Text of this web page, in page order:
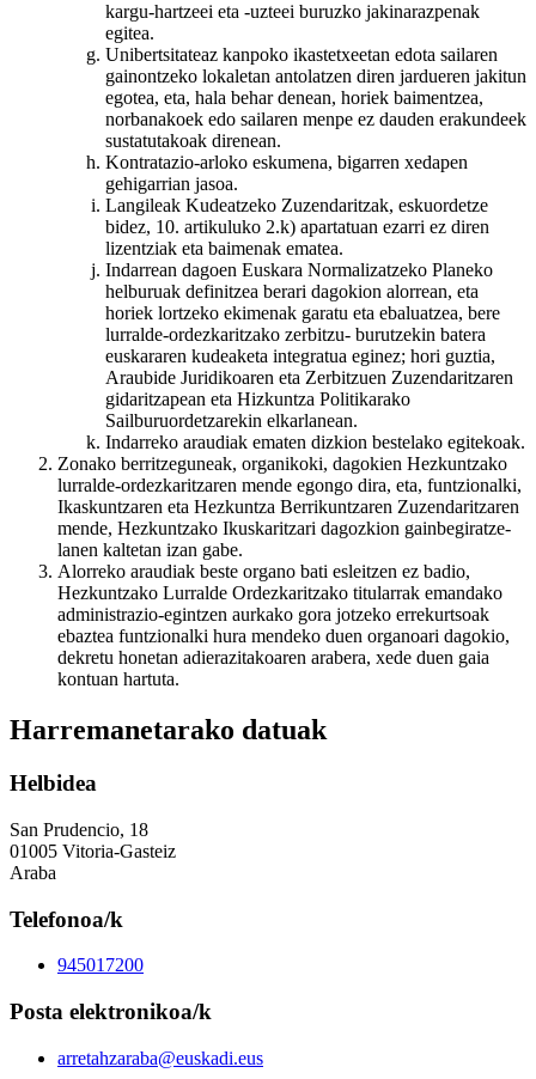
kargu-hartzeei eta -uzteei buruzko jakinarazpenak
egitea.
Unibertsitateaz kanpoko ikastetxeetan edota sailaren
gainontzeko lokaletan antolatzen diren jardueren jakitun
egotea, eta, hala behar denean, horiek baimentzea,
norbanakoek edo sailaren menpe ez dauden erakundeek
sustatutakoak direnean.
Kontratazio-arloko eskumena, bigarren xedapen
gehigarrian jasoa.
Langileak Kudeatzeko Zuzendaritzak, eskuordetze
bidez, 10. artikuluko 2.k) apartatuan ezarri ez diren
lizentziak eta baimenak ematea.
Indarrean dagoen Euskara Normalizatzeko Planeko
helburuak definitzea berari dagokion alorrean, eta
horiek lortzeko ekimenak garatu eta ebaluatzea, bere
lurralde-ordezkaritzako zerbitzu- burutzekin batera
euskararen kudeaketa integratua eginez; hori guztia,
Araubide Juridikoaren eta Zerbitzuen Zuzendaritzaren
gidaritzapean eta Hizkuntza Politikarako
Sailburuordetzarekin elkarlanean.
Indarreko araudiak ematen dizkion bestelako egitekoak.
Zonako berritzeguneak, organikoki, dagokien Hezkuntzako
lurralde-ordezkaritzaren mende egongo dira, eta, funtzionalki,
Ikaskuntzaren eta Hezkuntza Berrikuntzaren Zuzendaritzaren
mende, Hezkuntzako Ikuskaritzari dagozkion gainbegiratze-
lanen kaltetan izan gabe.
Alorreko araudiak beste organo bati esleitzen ez badio,
Hezkuntzako Lurralde Ordezkaritzako titularrak emandako
administrazio-egintzen aurkako gora jotzeko errekurtsoak
ebaztea funtzionalki hura mendeko duen organoari dagokio,
dekretu honetan adierazitakoaren arabera, xede duen gaia
kontuan hartuta.
Harremanetarako datuak
Helbidea
San Prudencio, 18
01005 Vitoria-Gasteiz
Araba
Telefonoa/k
945017200
Posta elektronikoa/k
arretahzaraba@euskadi.eus